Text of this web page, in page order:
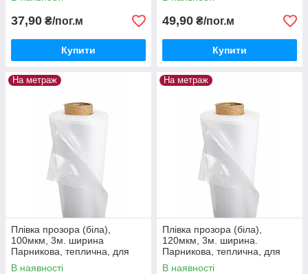
37,90 ₴/пог.м
Купити
49,90 ₴/пог.м
Купити
На метраж
Плівка прозора (біла),
100мкм, 3м. ширина
Парникова, теплична, для
упаковки, для вікон
В наявності
На метраж
Плівка прозора (біла),
120мкм, 3м. ширина.
Парникова, теплична, для
упаковки, для вікон
В наявності